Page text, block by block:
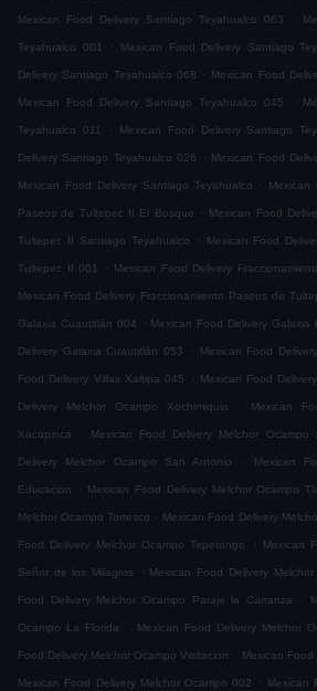
Mexican Food Delivery Santiago Teyahualco 063 .
Teyahualco 001 . Mexican Food Delivery Santiago
Delivery Santiago Teyahualco 068 . Mexican Food
Mexican Food Delivery Santiago Teyahualco 045 .
Teyahualco 011 . Mexican Food Delivery Santiago
Delivery Santiago Teyahualco 026 . Mexican Food
Mexican Food Delivery Santiago Teyahualco . Mexican
Paseos de Tultepec II El Bosque . Mexican Food
Tultepec II Santiago Teyahualco . Mexican Food
Tultepec II 001 . Mexican Food Delivery
Mexican Food Delivery Fraccionamiento Paseos de
Galaxia Cuautitlán 004 . Mexican Food Delivery Galaxia
Delivery Galaxia Cuautitlán 053 . Mexican Food
Food Delivery Villas Xaltipa 045 . Mexican Food
Delivery Melchor Ocampo Xochimiquia . Mexican
Xacopinca . Mexican Food Delivery Melchor Ocampo
Delivery Melchor Ocampo San Antonio . Mexican
Educacion . Mexican Food Delivery Melchor Ocampo
Melchor Ocampo Torresco . Mexican Food Delivery
Food Delivery Melchor Ocampo Tepetongo . Mexican
Señor de los Milagros . Mexican Food Delivery
Food Delivery Melchor Ocampo Paraje la Carranza .
Ocampo La Florida . Mexican Food Delivery Melchor
Food Delivery Melchor Ocampo Visitacion . Mexican Food
Mexican Food Delivery Melchor Ocampo 002 . Mexican